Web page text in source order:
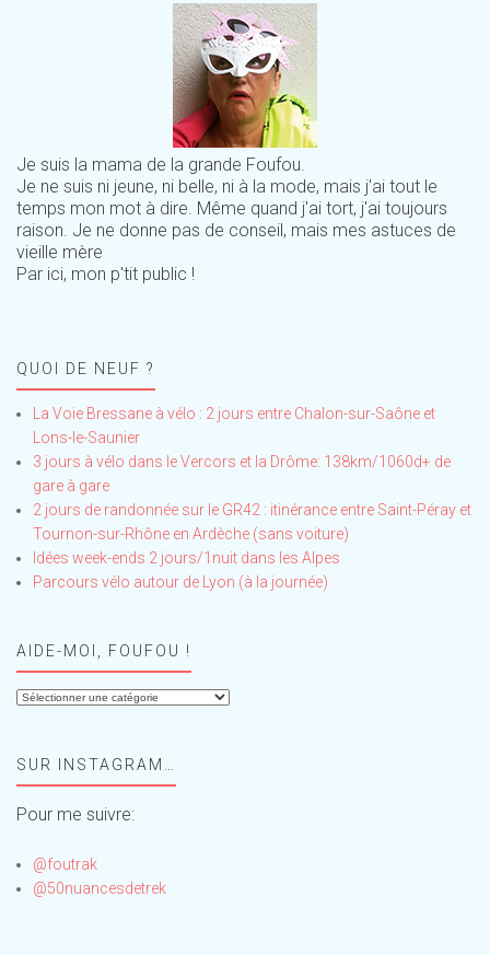
Je suis la mama de la grande Foufou.
Je ne suis ni jeune, ni belle, ni à la mode, mais j'ai tout le
temps mon mot à dire. Même quand j'ai tort, j'ai toujours
raison. Je ne donne pas de conseil, mais mes astuces de
vieille mère
Par ici, mon p'tit public !
QUOI DE NEUF ?
La Voie Bressane à vélo : 2 jours entre Chalon-sur-Saône et
Lons-le-Saunier
3 jours à vélo dans le Vercors et la Drôme: 138km/1060d+ de
gare à gare
2 jours de randonnée sur le GR42 : itinérance entre Saint-Péray et
Tournon-sur-Rhône en Ardèche (sans voiture)
Idées week-ends 2 jours/1nuit dans les Alpes
Parcours vélo autour de Lyon (à la journée)
AIDE-MOI, FOUFOU !
Aide-
!SUR INSTAGRAM…
Pour me suivre:
@foutrak
@50nuancesdetrek